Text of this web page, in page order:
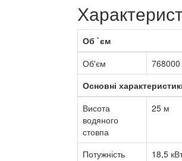
Об `єм
Об'єм
Основні
Висота
водяного
стовпа
25 м
Потужність
18,5